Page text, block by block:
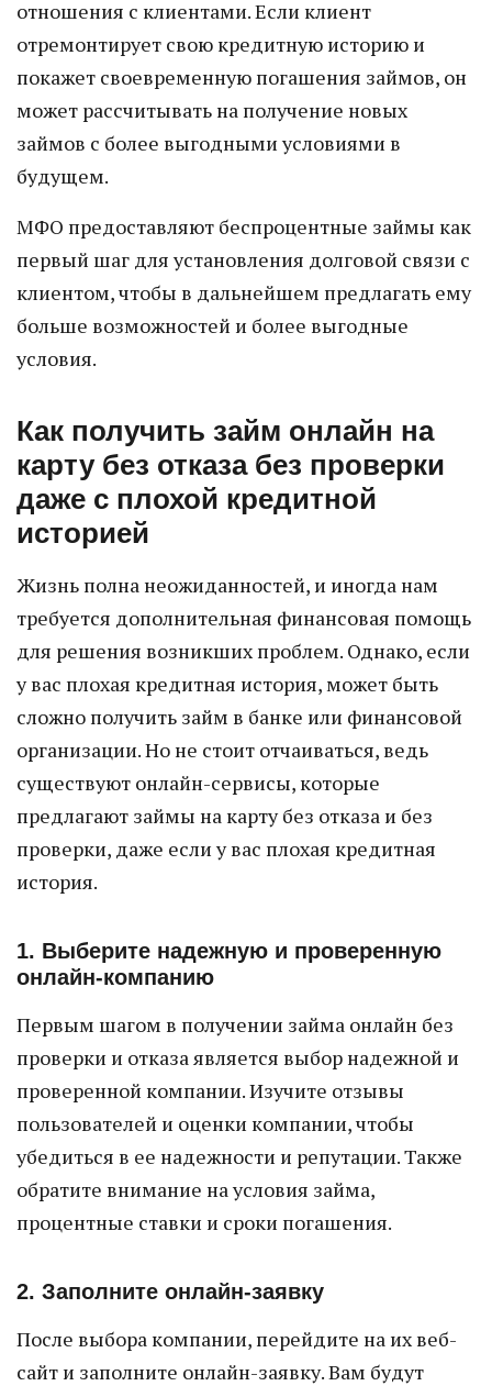
отношения с клиентами. Если клиент
отремонтирует свою кредитную историю и
покажет своевременную погашения займов, он
может рассчитывать на получение новых
займов с более выгодными условиями в
будущем.
МФО предоставляют беспроцентные займы как
первый шаг для установления долговой связи с
клиентом, чтобы в дальнейшем предлагать ему
больше возможностей и более выгодные
условия.
Как получить займ онлайн на
карту без отказа без проверки
даже с плохой кредитной
историей
Жизнь полна неожиданностей, и иногда нам
требуется дополнительная финансовая помощь
для решения возникших проблем. Однако, если
у вас плохая кредитная история, может быть
сложно получить займ в банке или финансовой
организации. Но не стоит отчаиваться, ведь
существуют онлайн-сервисы, которые
предлагают займы на карту без отказа и без
проверки, даже если у вас плохая кредитная
история.
1. Выберите надежную и проверенную
онлайн-компанию
Первым шагом в получении займа онлайн без
проверки и отказа является выбор надежной и
проверенной компании. Изучите отзывы
пользователей и оценки компании, чтобы
убедиться в ее надежности и репутации. Также
обратите внимание на условия займа,
процентные ставки и сроки погашения.
2. Заполните онлайн-заявку
После выбора компании, перейдите на их веб-
сайт и заполните онлайн-заявку. Вам будут